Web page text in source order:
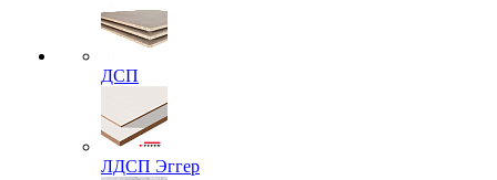
ДСП
ЛДСП Эггер